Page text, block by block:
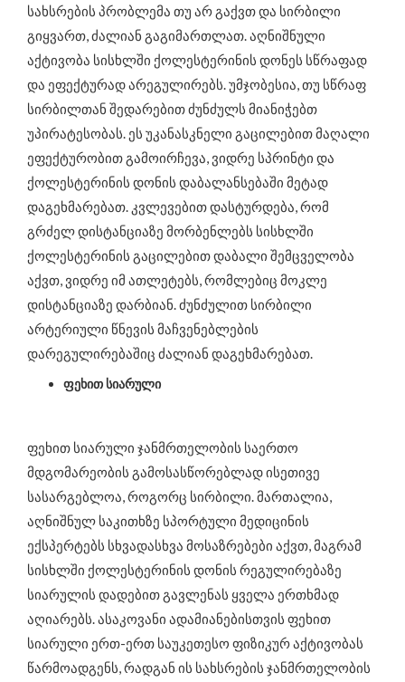
სახსრების პრობლემა თუ არ გაქვთ და სირბილი
გიყვართ, ძალიან გაგიმართლათ. აღნიშნული
აქტივობა სისხლში ქოლესტერინის დონეს სწრაფად
და ეფექტურად არეგულირებს. უმჯობესია, თუ სწრაფ
სირბილთან შედარებით ძუნძულს მიანიჭებთ
უპირატესობას. ეს უკანასკნელი გაცილებით მაღალი
ეფექტურობით გამოირჩევა, ვიდრე სპრინტი და
ქოლესტერინის დონის დაბალანსებაში მეტად
დაგეხმარებათ. კვლევებით დასტურდება, რომ
გრძელ დისტანციაზე მორბენლებს სისხლში
ქოლესტერინის გაცილებით დაბალი შემცველობა
აქვთ, ვიდრე იმ ათლეტებს, რომლებიც მოკლე
დისტანციაზე დარბიან. ძუნძულით სირბილი
არტერიული წნევის მაჩვენებლების
დარეგულირებაშიც ძალიან დაგეხმარებათ.
ფეხით სიარული
ფეხით სიარული ჯანმრთელობის საერთო
მდგომარეობის გამოსასწორებლად ისეთივე
სასარგებლოა, როგორც სირბილი. მართალია,
აღნიშნულ საკითხზე სპორტული მედიცინის
ექსპერტებს სხვადასხვა მოსაზრებები აქვთ, მაგრამ
სისხლში ქოლესტერინის დონის რეგულირებაზე
სიარულის დადებით გავლენას ყველა ერთხმად
აღიარებს. ასაკოვანი ადამიანებისთვის ფეხით
სიარული ერთ-ერთ საუკეთესო ფიზიკურ აქტივობას
წარმოადგენს, რადგან ის სახსრების ჯანმრთელობის